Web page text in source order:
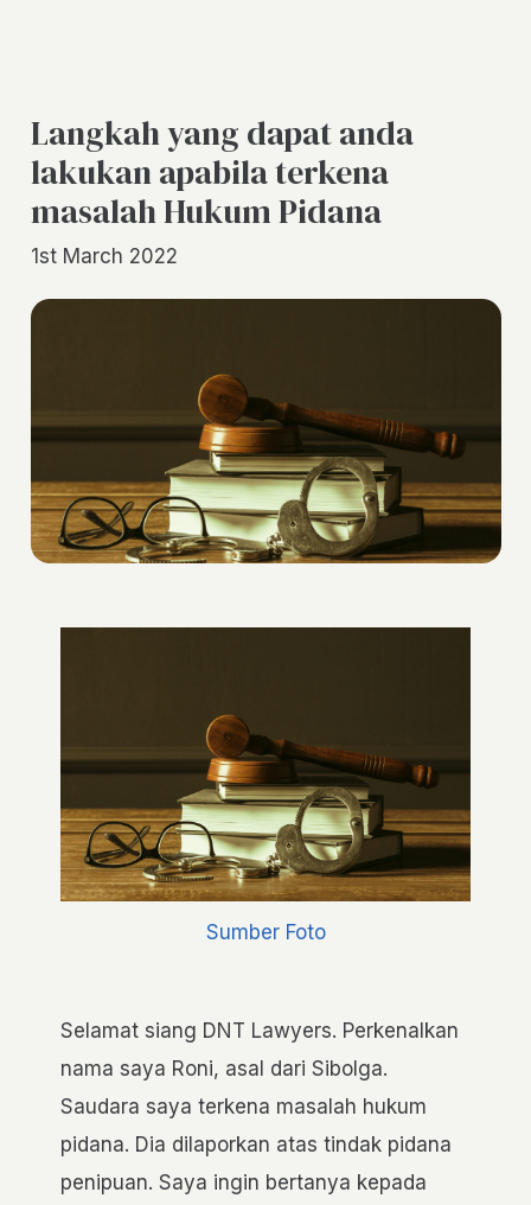
Langkah yang dapat anda
lakukan apabila terkena
masalah Hukum Pidana
1st March 2022
Sumber Foto
Selamat siang DNT Lawyers. Perkenalkan
nama saya Roni, asal dari Sibolga.
Saudara saya terkena masalah hukum
pidana. Dia dilaporkan atas tindak pidana
penipuan. Saya ingin bertanya kepada